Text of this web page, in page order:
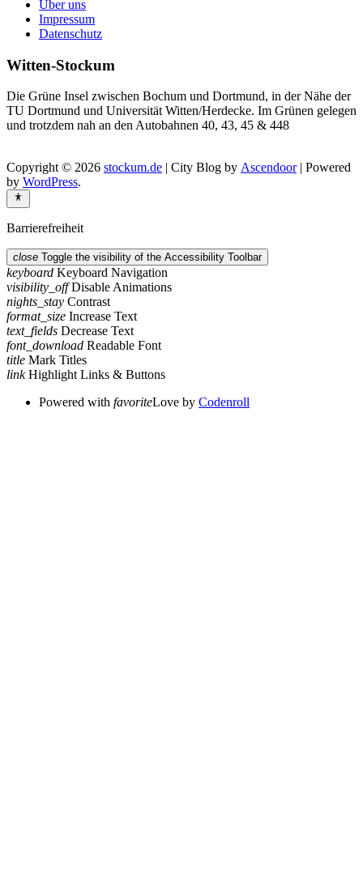
Über uns
Impressum
Datenschutz
Witten-Stockum
Die Grüne Insel zwischen Bochum und Dortmund, in der Nähe der
TU Dortmund und Universität Witten/Herdecke. Im Grünen gelegen
und trotzdem nah an den Autobahnen 40, 43, 45 & 448
Copyright © 2026 stockum.de | City Blog by Ascendoor| Powered
by WordPress.
Barrierefreiheit
close Toggle the visibility of the Accessibility Toolbar
keyboard Keyboard Navigation
visibility_off Disable Animations
nights_stay Contrast
format_size Increase Text
text_fields Decrease Text
font_download Readable Font
title Mark Titles
link Highlight Links & Buttons
Powered with favoriteLove by Codenroll